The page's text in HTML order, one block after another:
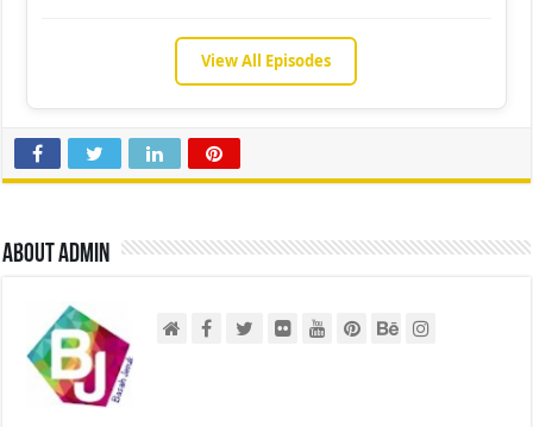
View All Episodes
About admin